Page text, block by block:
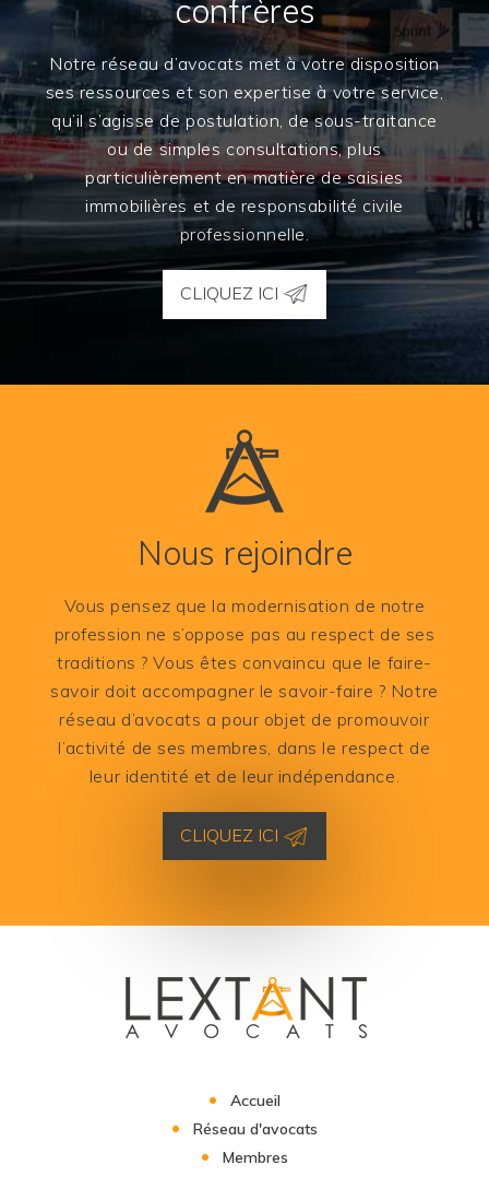
confrères
Notre réseau d’avocats met à votre disposition
ses ressources et son expertise à votre service,
qu’il s’agisse de postulation, de sous-traitance
ou de simples consultations, plus
particulièrement en matière de saisies
immobilières et de responsabilité civile
professionnelle.
CLIQUEZ ICI
Nous rejoindre
Vous pensez que la modernisation de notre
profession ne s’oppose pas au respect de ses
traditions ? Vous êtes convaincu que le faire-
savoir doit accompagner le savoir-faire ? Notre
réseau d’avocats a pour objet de promouvoir
l’activité de ses membres, dans le respect de
leur identité et de leur indépendance.
CLIQUEZ ICI
Accueil
Réseau d'avocats
Membres